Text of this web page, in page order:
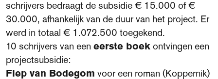
schrijvers bedraagt de subsidie € 15.000 of €
30.000, afhankelijk van de duur van het project. Er
werd in totaal € 1.072.500 toegekend.
10 schrijvers van een eerste boekontvingen een
projectsubsidie:
Fiep van Bodegom voor een roman (Koppernik)